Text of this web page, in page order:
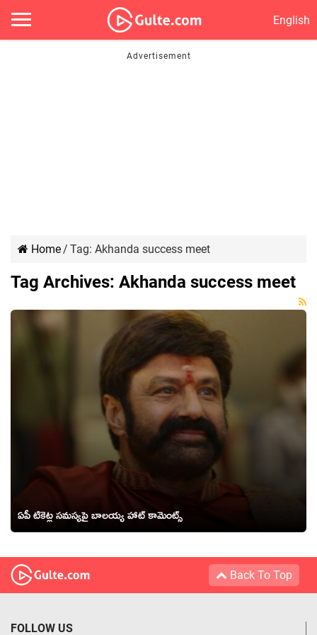
English
Home/ Tag: Akhanda success meet
Tag Archives: Akhanda success meet
ఏపీ టికెట్ల సమస్యపై బాలయ్య హాట్ కామెంట్స్
Back To Top
FOLLOW US